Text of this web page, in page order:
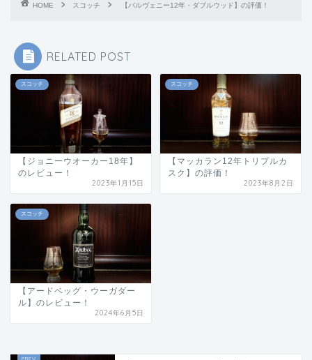
HOME スコッチ 【バルヴェニー12年・ダブルウッド】の評価！
RELATED POST
スコッチ
【ジョニーウオーカー18年】
のレビュー！
2023年1月15日
スコッチ
【マッカラン12年トリプルカ
スク】の評価！
2023年8月2日
スコッチ
【アードベッグ・ウーガダー
ル】のレビュー！
2024年6月5日